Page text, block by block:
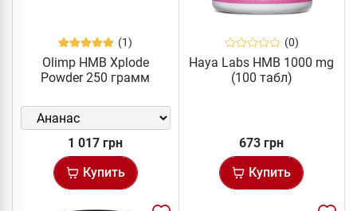
(1)
Olimp HMB Xplode
Powder 250 грамм
1 017 грн
Купить
(0)
Haya Labs HMB 1000 mg
(100 табл)
673 грн
Купить